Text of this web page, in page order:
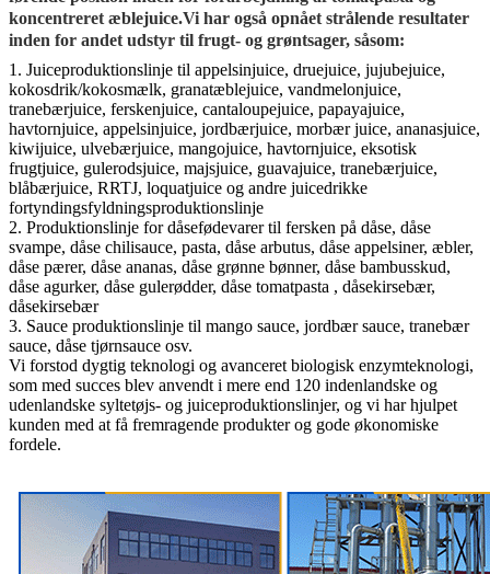
koncentreret æblejuice.Vi har også opnået strålende resultater
inden for andet udstyr til frugt- og grøntsager, såsom:
1. Juiceproduktionslinje til appelsinjuice, druejuice, jujubejuice,
kokosdrik/kokosmælk, granatæblejuice, vandmelonjuice,
tranebærjuice, ferskenjuice, cantaloupejuice, papayajuice,
havtornjuice, appelsinjuice, jordbærjuice, morbær juice, ananasjuice,
kiwijuice, ulvebærjuice, mangojuice, havtornjuice, eksotisk
frugtjuice, gulerodsjuice, majsjuice, guavajuice, tranebærjuice,
blåbærjuice, RRTJ, loquatjuice og andre juicedrikke
fortyndingsfyldningsproduktionslinje
2. Produktionslinje for dåsefødevarer til fersken på dåse, dåse
svampe, dåse chilisauce, pasta, dåse arbutus, dåse appelsiner, æbler,
dåse pærer, dåse ananas, dåse grønne bønner, dåse bambusskud,
dåse agurker, dåse gulerødder, dåse tomatpasta , dåsekirsebær,
dåsekirsebær
3. Sauce produktionslinje til mango sauce, jordbær sauce, tranebær
sauce, dåse tjørnsauce osv.
Vi forstod dygtig teknologi og avanceret biologisk enzymteknologi,
som med succes blev anvendt i mere end 120 indenlandske og
udenlandske syltetøjs- og juiceproduktionslinjer, og vi har hjulpet
kunden med at få fremragende produkter og gode økonomiske
fordele.